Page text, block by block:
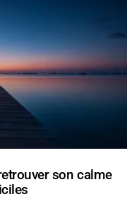
son calme